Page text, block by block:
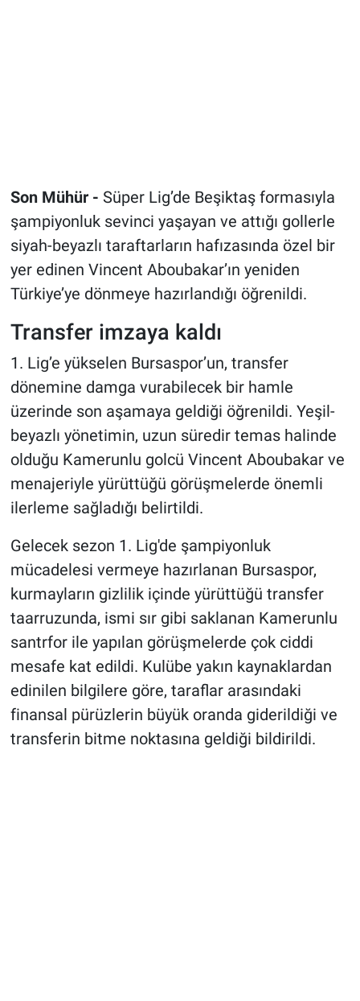
Son Mühür - Süper Lig’de Beşiktaş formasıyla
şampiyonluk sevinci yaşayan ve attığı gollerle
siyah-beyazlı taraftarların hafızasında özel bir
yer edinen Vincent Aboubakar’ın yeniden
Türkiye’ye dönmeye hazırlandığı öğrenildi.
Transfer imzaya kaldı
1. Lig’e yükselen Bursaspor’un, transfer
dönemine damga vurabilecek bir hamle
üzerinde son aşamaya geldiği öğrenildi. Yeşil-
beyazlı yönetimin, uzun süredir temas halinde
olduğu Kamerunlu golcü Vincent Aboubakar ve
menajeriyle yürüttüğü görüşmelerde önemli
ilerleme sağladığı belirtildi.
Gelecek sezon 1. Lig'de şampiyonluk
mücadelesi vermeye hazırlanan Bursaspor,
kurmayların gizlilik içinde yürüttüğü transfer
taarruzunda, ismi sır gibi saklanan Kamerunlu
santrfor ile yapılan görüşmelerde çok ciddi
mesafe kat edildi. Kulübe yakın kaynaklardan
edinilen bilgilere göre, taraflar arasındaki
finansal pürüzlerin büyük oranda giderildiği ve
transferin bitme noktasına geldiği bildirildi.